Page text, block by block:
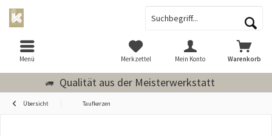
Qualität aus der Meisterwerkstatt
Menü Warenkorb
Merkzettel Mein Konto
Übersicht Taufkerzen